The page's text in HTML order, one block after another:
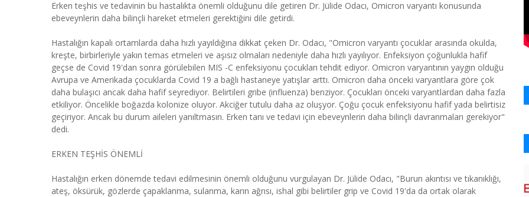
Erken teşhis ve tedavinin bu hastalıkta önemli olduğunu dile getiren Dr. Jülide Odacı, Omicron varyantı konusunda
ebeveynlerin daha bilinçli hareket etmeleri gerektiğini dile getirdi.
Hastalığın kapalı ortamlarda daha hızlı yayıldığına dikkat çeken Dr. Odacı, "Omicron varyantı çocuklar arasında okulda,
kreşte, birbirleriyle yakın temas etmeleri ve aşısız olmaları nedeniyle daha hızlı yayılıyor. Enfeksiyon çoğunlukla hafif
geçse de Covid 19'dan sonra görülebilen MIS -C enfeksiyonu çocukları tehdit ediyor. Omicron varyantının yaygın olduğu
Avrupa ve Amerikada çocuklarda Covid 19 a bağlı hastaneye yatışlar arttı. Omicron daha önceki varyantlara göre çok
daha bulaşıcı ancak daha hafif seyrediyor. Belirtileri gribe (influenza) benziyor. Çocukları önceki varyantlardan daha fazla
etkiliyor. Öncelikle boğazda kolonize oluyor. Akciğer tutulu daha az oluşyor. Çoğu çocuk enfeksiyonu hafif yada belirtisiz
geçiriyor. Ancak bu durum aileleri yanıltmasın. Erken tanı ve tedavi için ebeveynlerin daha bilinçli davranmaları gerekiyor"
dedi.
ERKEN TEŞHİS ÖNEMLİ
Hastalığın erken dönemde tedavi edilmesinin önemli olduğunu vurgulayan Dr. Jülide Odacı, "Burun akıntısı ve tıkanıklığı,
ateş, öksürük, gözlerde çapaklanma, sulanma, karın ağrısı, ishal gibi belirtiler grip ve Covid 19'da da ortak olarak